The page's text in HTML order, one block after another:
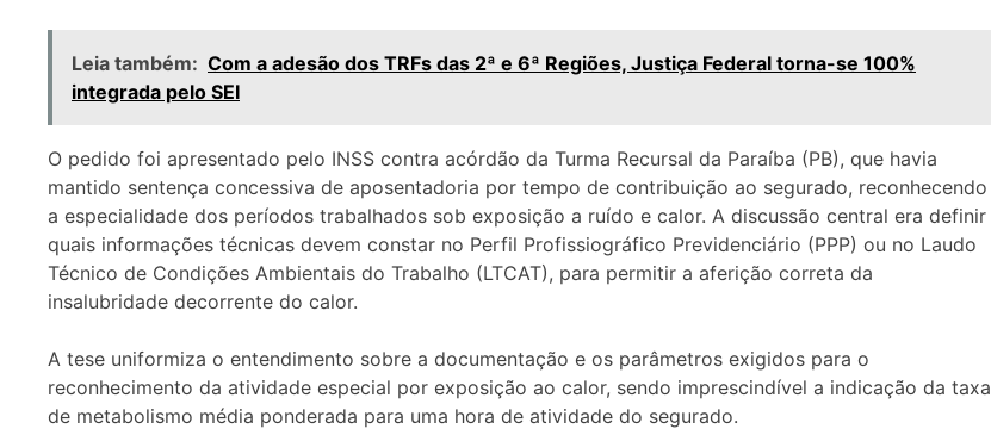
Leia também: Com a adesão dos TRFs das 2ª e 6ª Regiões, Justiça Federal torna-se 100%
integrada pelo SEI
O pedido foi apresentado pelo INSS contra acórdão da Turma Recursal da Paraíba (PB), que havia
mantido sentença concessiva de aposentadoria por tempo de contribuição ao segurado, reconhecendo
a especialidade dos períodos trabalhados sob exposição a ruído e calor. A discussão central era definir
quais informações técnicas devem constar no Perfil Profissiográfico Previdenciário (PPP) ou no Laudo
Técnico de Condições Ambientais do Trabalho (LTCAT), para permitir a aferição correta da
insalubridade decorrente do calor.
A tese uniformiza o entendimento sobre a documentação e os parâmetros exigidos para o
reconhecimento da atividade especial por exposição ao calor, sendo imprescindível a indicação da taxa
de metabolismo média ponderada para uma hora de atividade do segurado.